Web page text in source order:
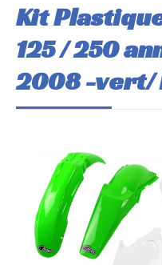
Kit
125 / 250
2008 -vert/